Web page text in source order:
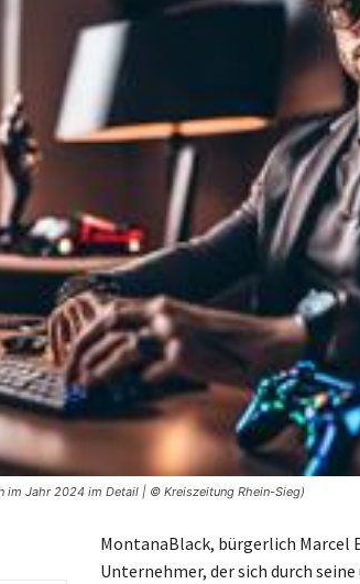
im Jahr 2024 im Detail | © Kreiszeitung Rhein-Sieg)
MontanaBlack, bürgerlich Marcel
Unternehmer, der sich durch